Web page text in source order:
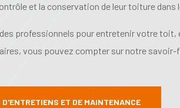
et la conservation de leur toiture dans
professionnels pour entretenir votre toit,
vous pouvez compter sur notre savoir-
D'ENTRETIENS ET DE MAINTENANCE